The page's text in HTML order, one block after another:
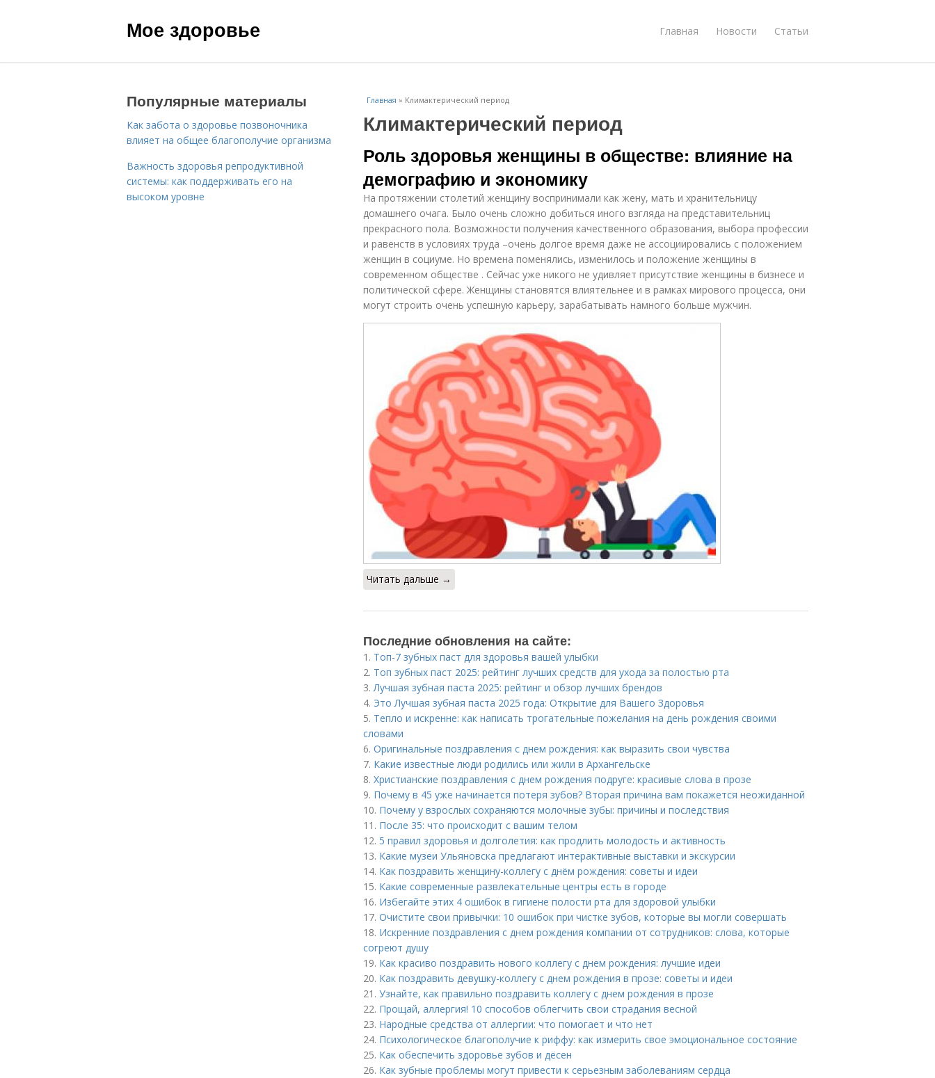
Мое здоровье Главная Новости Статьи
Главная » Климактерический период
Климактерический период
Роль здоровья женщины в обществе: влияние на
демографию и экономику
На протяжении столетий женщину воспринимали как жену, мать и хранительницу
домашнего очага. Было очень сложно добиться иного взгляда на представительниц
прекрасного пола. Возможности получения качественного образования, выбора профессии
и равенств в условиях труда –очень долгое время даже не ассоциировались с положением
женщин в социуме. Но времена поменялись, изменилось и положение женщины в
современном обществе . Сейчас уже никого не удивляет присутствие женщины в бизнесе и
политической сфере. Женщины становятся влиятельнее и в рамках мирового процесса, они
могут строить очень успешную карьеру, зарабатывать намного больше мужчин.
Читать дальше →
Последние обновления на сайте:
1. Топ-7 зубных паст для здоровья вашей улыбки
2. Топ зубных паст 2025: рейтинг лучших средств для ухода за полостью рта
3.Лучшая зубная паста 2025: рейтинг и обзор лучших брендов
4. Это Лучшая зубная паста 2025 года: Открытие для Вашего Здоровья
5. Тепло и искренне: как написать трогательные пожелания на день рождения своими
словами
6. Оригинальные поздравления с днем рождения: как выразить свои чувства
7. Какие известные люди родились или жили в Архангельске
8. Христианские поздравления с днем рождения подруге: красивые слова в прозе
9. Почему в 45 уже начинается потеря зубов? Вторая причина вам покажется неожиданной
10. Почему у взрослых сохраняются молочные зубы: причины и последствия
11. После 35: что происходит с вашим телом
12. 5 правил здоровья и долголетия: как продлить молодость и активность
13. Какие музеи Ульяновска предлагают интерактивные выставки и экскурсии
14. Как поздравить женщину-коллегу с днём рождения: советы и идеи
15. Какие современные развлекательные центры есть в городе
16. Избегайте этих 4 ошибок в гигиене полости рта для здоровой улыбки
17. Очистите свои привычки: 10 ошибок при чистке зубов, которые вы могли совершать
18. Искренние поздравления с днем рождения компании от сотрудников: слова, которые
согреют душу
19. Как красиво поздравить нового коллегу с днем рождения: лучшие идеи
20. Как поздравить девушку-коллегу с днем рождения в прозе: советы и идеи
21. Узнайте, как правильно поздравить коллегу с днем рождения в прозе
22. Прощай, аллергия! 10 способов облегчить свои страдания весной
23. Народные средства от аллергии: что помогает и что нет
24. Психологическое благополучие к риффу: как измерить свое эмоциональное состояние
25. Как обеспечить здоровье зубов и дёсен
26. Как зубные проблемы могут привести к серьезным заболеваниям сердца
Популярные материалы
Как забота о здоровье позвоночника
влияет на общее благополучие организма
Важность здоровья репродуктивной
системы: как поддерживать его на
высоком уровне